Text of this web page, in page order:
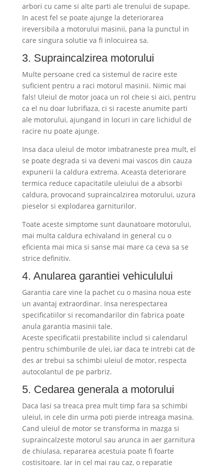
arbori cu came si alte parti ale trenului de supape.
In acest fel se poate ajunge la deteriorarea
ireversibila a motorului masinii, pana la punctul in
care singura solutie va fi inlocuirea sa.
3. Supraincalzirea motorului
Multe persoane cred ca sistemul de racire este
suficient pentru a raci motorul masinii. Nimic mai
fals! Uleiul de motor joaca un rol cheie si aici, pentru
ca el nu doar lubrifiaza, ci si raceste anumite parti
ale motorului, ajungand in locuri in care lichidul de
racire nu poate ajunge.
Insa daca uleiul de motor imbatraneste prea mult, el
se poate degrada si va deveni mai vascos din cauza
expunerii la caldura extrema. Aceasta deteriorare
termica reduce capacitatile uleiului de a absorbi
caldura, provocand supraincalzirea motorului, uzura
pieselor si explodarea garniturilor.
Toate aceste simptome sunt daunatoare motorului,
mai multa caldura echivaland in general cu o
eficienta mai mica si sanse mai mare ca ceva sa se
strice definitiv.
4. Anularea garantiei vehiculului
Garantia care vine la pachet cu o masina noua este
un avantaj extraordinar. Insa nerespectarea
specificatiilor si recomandarilor din fabrica poate
anula garantia masinii tale.
Aceste specificatii prestabilite includ si calendarul
pentru schimburile de ulei, iar daca te intrebi cat de
des ar trebui sa schimbi uleiul de motor, respecta
autocolantul de pe parbriz.
5. Cedarea generala a motorului
Daca lasi sa treaca prea mult timp fara sa schimbi
uleiul, in cele din urma poti pierde intreaga masina.
Cand uleiul de motor se transforma in mazga si
supraincalzeste motorul sau arunca in aer garnitura
de chiulasa, repararea acestuia poate fi foarte
costisitoare. Iar in cel mai rau caz, o reparatie